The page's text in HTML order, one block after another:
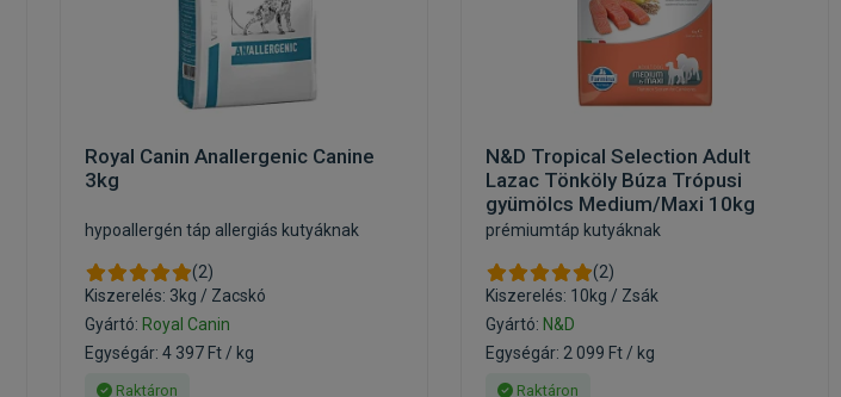
Royal Canin Anallergenic Canine
3kg
hypoallergén táp allergiás kutyáknak
(2)
Kiszerelés: 3kg / Zacskó
Gyártó: Royal Canin
Egységár: 4 397 Ft / kg
Raktáron
N&D Tropical Selection Adult
Lazac Tönköly Búza Trópusi
gyümölcs Medium/Maxi 10kg
prémiumtáp kutyáknak
(2)
Kiszerelés: 10kg / Zsák
Gyártó: N&D
Egységár: 2 099 Ft / kg
Raktáron